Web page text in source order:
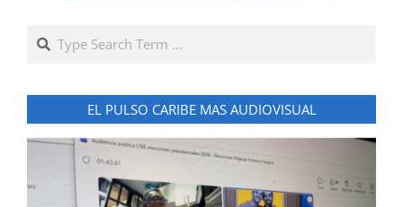
Search
EL PULSO CARIBE MAS AUDIOVISUAL